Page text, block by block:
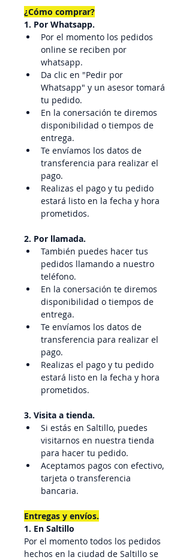
¿Cómo comprar?
1. Por Whatsapp.
Por el momento los pedidos
online se reciben por
whatsapp.
Da clic en "Pedir por
Whatsapp" y un asesor tomará
tu pedido.
En la conersación te diremos
disponibilidad o tiempos de
entrega.
Te envíamos los datos de
transferencia para realizar el
pago.
Realizas el pago y tu pedido
estará listo en la fecha y hora
prometidos.
2. Por llamada.
También puedes hacer tus
pedidos llamando a nuestro
teléfono.
En la conersación te diremos
disponibilidad o tiempos de
entrega.
Te envíamos los datos de
transferencia para realizar el
pago.
Realizas el pago y tu pedido
estará listo en la fecha y hora
prometidos.
3. Visita a tienda.
Si estás en Saltillo, puedes
visitarnos en nuestra tienda
para hacer tu pedido.
Aceptamos pagos con efectivo,
tarjeta o transferencia
bancaria.
Entregas y envíos.
1. En Saltillo
Por el momento todos los pedidos
hechos en la ciudad de Saltillo se